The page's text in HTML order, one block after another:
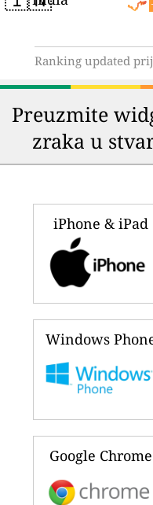
Ranking updated
Preuzmite
zraka u
iPhone & iPad
Windows
Google Chrome